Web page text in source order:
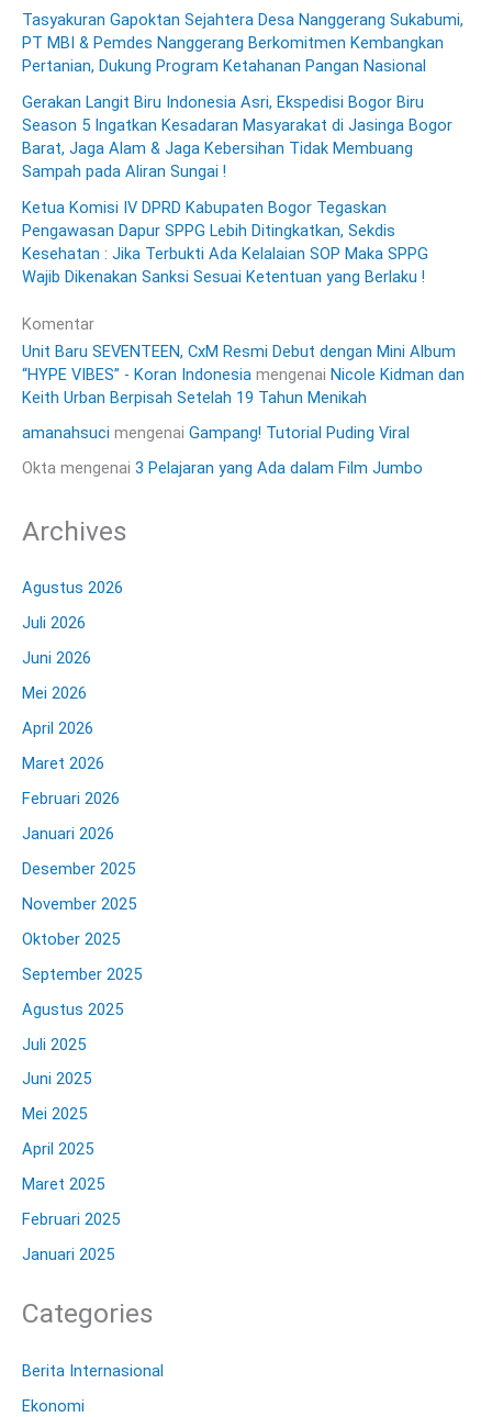
Tasyakuran Gapoktan Sejahtera Desa Nanggerang Sukabumi,
PT MBI & Pemdes Nanggerang Berkomitmen Kembangkan
Pertanian, Dukung Program Ketahanan Pangan Nasional
Gerakan Langit Biru Indonesia Asri, Ekspedisi Bogor Biru
Season 5 Ingatkan Kesadaran Masyarakat di Jasinga Bogor
Barat, Jaga Alam & Jaga Kebersihan Tidak Membuang
Sampah pada Aliran Sungai !
Ketua Komisi IV DPRD Kabupaten Bogor Tegaskan
Pengawasan Dapur SPPG Lebih Ditingkatkan, Sekdis
Kesehatan : Jika Terbukti Ada Kelalaian SOP Maka SPPG
Wajib Dikenakan Sanksi Sesuai Ketentuan yang Berlaku !
Komentar
Unit Baru SEVENTEEN, CxM Resmi Debut dengan Mini Album
“HYPE VIBES” - Koran Indonesia mengenai Nicole Kidman dan
Keith Urban Berpisah Setelah 19 Tahun Menikah
amanahsuci mengenai Gampang! Tutorial Puding Viral
Okta mengenai 3 Pelajaran yang Ada dalam Film Jumbo
Archives
Agustus 2026
Juli 2026
Juni 2026
Mei 2026
April 2026
Maret 2026
Februari 2026
Januari 2026
Desember 2025
November 2025
Oktober 2025
September 2025
Agustus 2025
Juli 2025
Juni 2025
Mei 2025
April 2025
Maret 2025
Februari 2025
Januari 2025
Categories
Berita Internasional
Ekonomi